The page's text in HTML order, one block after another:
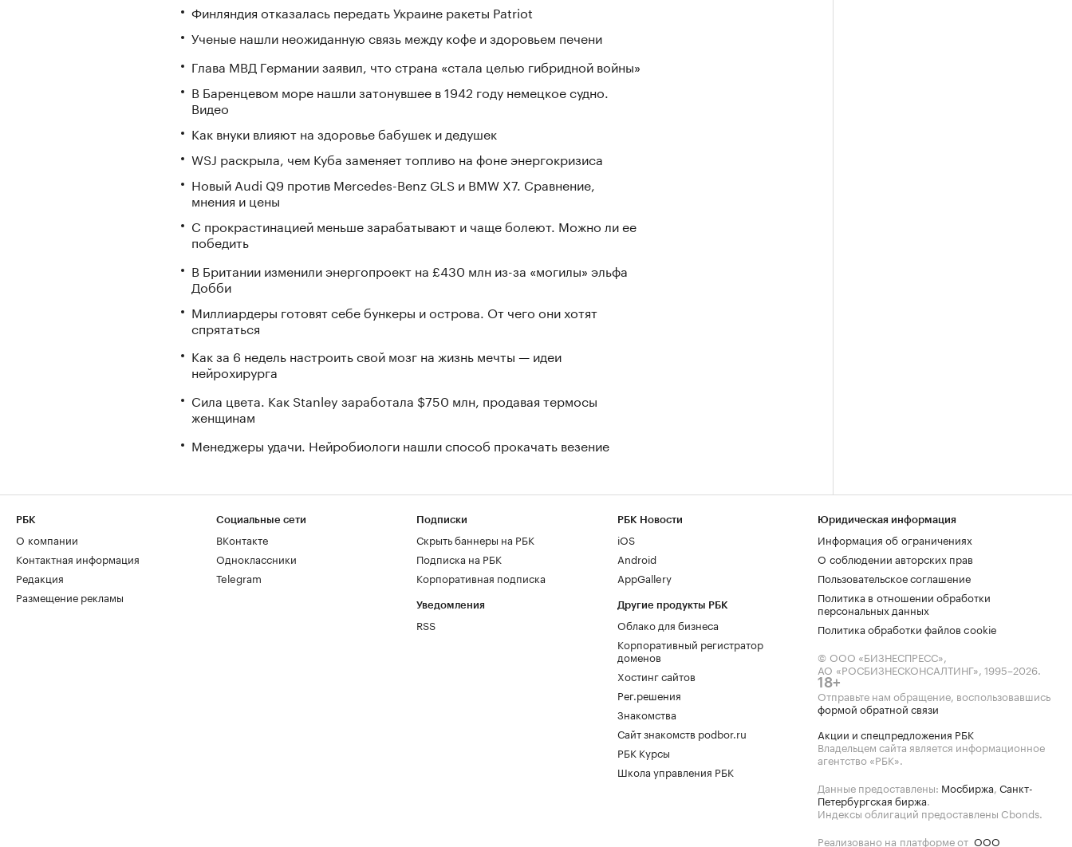
Финляндия отказалась передать Украине ракеты Patriot
Ученые нашли неожиданную связь между кофе и здоровьем печени
Глава МВД Германии заявил, что страна «стала целью гибридной войны»
В Баренцевом море нашли затонувшее в 1942 году немецкое судно.
Видео
Как внуки влияют на здоровье бабушек и дедушек
WSJ раскрыла, чем Куба заменяет топливо на фоне энергокризиса
Новый Audi Q9 против Mercedes-Benz GLS и BMW X7. Сравнение,
мнения и цены
С прокрастинацией меньше зарабатывают и чаще болеют. Можно ли ее
победить
В Британии изменили энергопроект на £430 млн из-за «могилы» эльфа
Добби
Миллиардеры готовят себе бункеры и острова. От чего они хотят
спрятаться
Как за 6 недель настроить свой мозг на жизнь мечты — идеи
нейрохирурга
Сила цвета. Как Stanley заработала $750 млн, продавая термосы
женщинам
Менеджеры удачи. Нейробиологи нашли способ прокачать везение
РБК
О компании
Контактная информация
Редакция
Размещение рекламы
Социальные сети
ВКонтакте
Одноклассники
Telegram
Подписки
Скрыть баннеры на РБК
Подписка на РБК
Корпоративная подписка
Уведомления
RSS
РБК Новости
iOS
Android
AppGallery
Другие продукты РБК
Облако для бизнеса
Корпоративный регистратор
доменов
Хостинг сайтов
Рег.решения
Знакомства
Сайт знакомств podbor.ru
РБК Курсы
Школа управления РБК
Юридическая информация
Информация об ограничениях
О соблюдении авторских прав
Пользовательское соглашение
Политика в отношении обработки
персональных данных
Политика обработки файлов cookie
© ООО «БИЗНЕСПРЕСС»,
АО «РОСБИЗНЕСКОНСАЛТИНГ», 1995–2026.
18+
Отправьте нам обращение, воспользовавшись
формой обратной связи
Акции и спецпредложения РБК
Владельцем сайта является информационное
агентство «РБК».
Данные предоставлены: Мосбиржа, Санкт-
Петербургская биржа.
Индексы облигаций предоставлены Cbonds.
Реализовано на платформе от ООО